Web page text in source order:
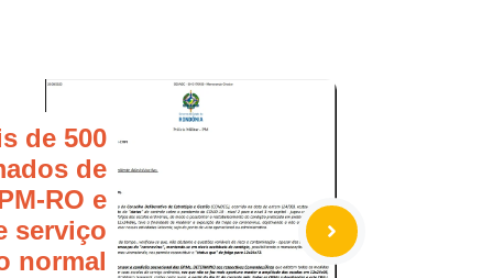
de 500
de
RO e
serviço
normal